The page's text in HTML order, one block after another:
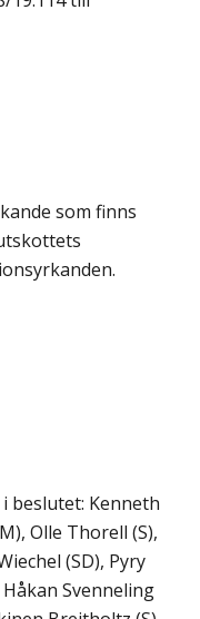
som finns
beslutet: Kenneth
Olle Thorell (S),
(SD), Pyry
Svenneling